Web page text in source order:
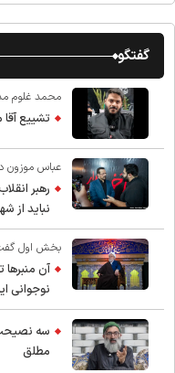
گفتگو
محمد غلوم
تشییع آقا
عباس موزون
رهبر
نباید از
بخش اول گفت
آن منبرها
نوجوانی
اسلام
سه نصیحت
مطلق